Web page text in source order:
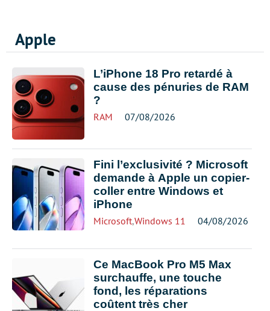
Apple
L’iPhone 18 Pro retardé à
cause des pénuries de RAM
?
RAM 07/08/2026
Fini l’exclusivité ? Microsoft
demande à Apple un copier-
coller entre Windows et
iPhone
Microsoft,Windows 11 04/08/2026
Ce MacBook Pro M5 Max
surchauffe, une touche
fond, les réparations
coûtent très cher